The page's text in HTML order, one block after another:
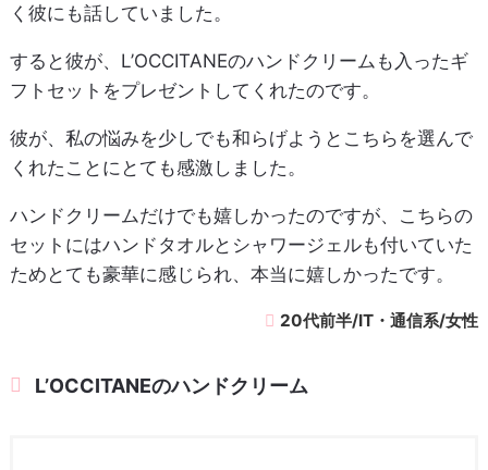
く彼にも話していました。
すると彼が、L’OCCITANEのハンドクリームも入ったギ
フトセットをプレゼントしてくれたのです。
彼が、私の悩みを少しでも和らげようとこちらを選んで
くれたことにとても感激しました。
ハンドクリームだけでも嬉しかったのですが、こちらの
セットにはハンドタオルとシャワージェルも付いていた
ためとても豪華に感じられ、本当に嬉しかったです。
20代前半/IT・通信系/女性
L’OCCITANEのハンドクリーム